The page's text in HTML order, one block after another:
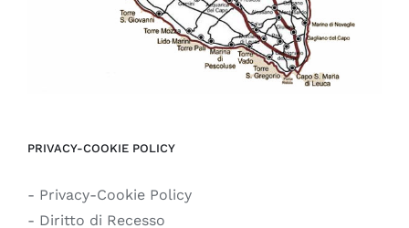
PRIVACY-COOKIE POLICY
- Privacy-Cookie Policy
- Diritto di Recesso